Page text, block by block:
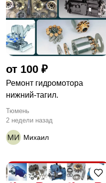
от 100 ₽
Ремонт гидромотора
нижний-тагил.
Тюмень
2 недели назад
Михаил